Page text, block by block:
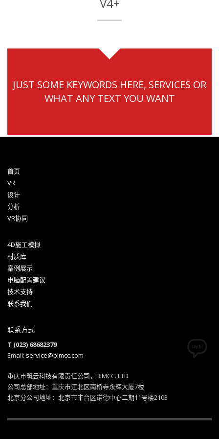
JUST SOME KEYWORDS HERE, SERVICES OR
WHAT ANY TEXT YOU WANT
首页
VR
设计
分析
VR协同
4D施工模拟
材质库
案例展示
电脑配置建议
技术支持
联系我们
联系方式
T (023) 68682379
Email: service@bimcc.com
重庆市筑云科技有限责任公司，BIMCC.,LTD
公司总部地址：重庆市江北区南桥寺永辉大厦7楼
北京分公司地址：北京市丰台区诺德中心二期11号楼2103